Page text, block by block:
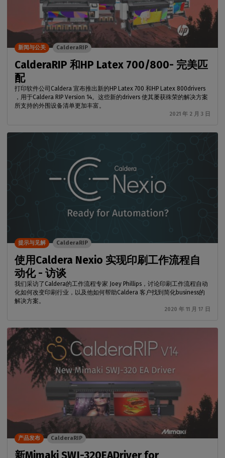
CalderaRIP 和HP Latex 700/800- 完美匹
配
打印软件公司Caldera 宣布推出新的HP Latex 700 和HP Latex 800drivers
，用于Caldera RIP Version 14。这些新的drivers 使其屡获殊荣的解决方案
所支持的外围设备清单更加丰富。
2021 年 2 月 3 日
新闻与公关 CalderaRIP
使用Caldera Nexio 实现印刷工作流程自
动化 - 访谈
我们采访了Caldera的工作流程专家 Joey Phillips，讨论印刷工作流程自动
化如何改变印刷行业，以及他如何帮助Caldera 客户找到简化business的
解决方案。
2020 年 11 月 17 日
提示与见解 CalderaRIP
产品发布 CalderaRIP